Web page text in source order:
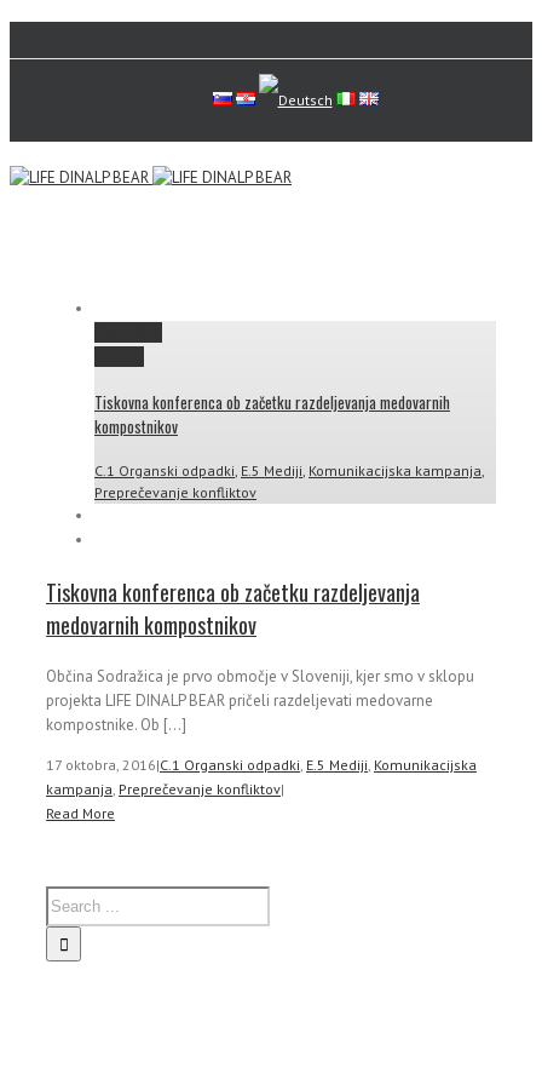
Tiskovna konferenca ob začetku razdeljevanja medovarnih
kompostnikov
C.1 Organski odpadki E.5 Mediji Komunikacijska kampanja
Preprečevanje konfliktov
Tiskovna konferenca ob začetku razdeljevanja
medovarnih kompostnikov
Občina Sodražica je prvo območje v Sloveniji, kjer smo v sklopu
projekta LIFE DINALP BEAR pričeli razdeljevati medovarne
kompostnike. Ob [...]
17 oktobra, 2016|C.1 Organski odpadki, E.5 Mediji, Komunikacijska
kampanja, Preprečevanje konfliktov|
Read More